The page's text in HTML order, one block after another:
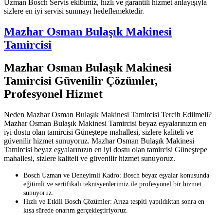
Uzman Bosch Servis ekibimiz, hızlı ve garantili hizmet anlayışıyla
sizlere en iyi servisi sunmayı hedeflemektedir.
Mazhar Osman Bulaşık Makinesi
Tamircisi
Mazhar Osman Bulaşık Makinesi
Tamircisi Güvenilir Çözümler,
Profesyonel Hizmet
Neden Mazhar Osman Bulaşık Makinesi Tamircisi Tercih Edilmeli?
Mazhar Osman Bulaşık Makinesi Tamircisi beyaz eşyalarınızın en
iyi dostu olan tamircisi Güneştepe mahallesi, sizlere kaliteli ve
güvenilir hizmet sunuyoruz. Mazhar Osman Bulaşık Makinesi
Tamircisi beyaz eşyalarınızın en iyi dostu olan tamircisi Güneştepe
mahallesi, sizlere kaliteli ve güvenilir hizmet sunuyoruz.
Bosch Uzman ve Deneyimli Kadro: Bosch beyaz eşyalar konusunda
eğitimli ve sertifikalı teknisyenlerimiz ile profesyonel bir hizmet
sunuyoruz.
Hızlı ve Etkili Bosch Çözümler: Arıza tespiti yapıldıktan sonra en
kısa sürede onarım gerçekleştiriyoruz.